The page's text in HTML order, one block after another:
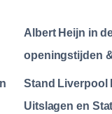
Albert Heijn in
openingstijden
Stand Liverpool
Uitslagen en